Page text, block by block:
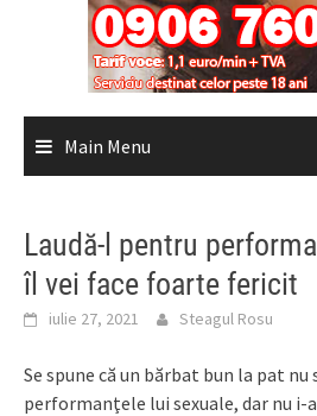
Main Menu
Laudă-l pentru
îl vei face foarte fericit
iulie 27, 2021 Steagul Rosu
Se spune că un bărbat bun la pat nu
performanţele lui sexuale, dar nu i-